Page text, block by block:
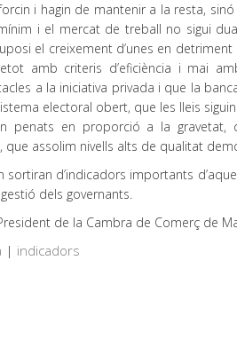
i hagin de mantenir a la resta,
i el mercat de treball no sigui
el creixement d’unes en
amb criteris d’eficiència i mai
a la iniciativa privada i que la
electoral obert, que les lleis
penats en proporció a la gravetat,
que assolim nivells alts de qualitat
sortiran d’indicadors importants
dels governants.
de la Cambra de Comerç de
| indicadors